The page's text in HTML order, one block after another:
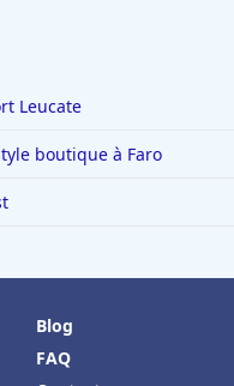
Leucate
boutique à Faro
Blog
FAQ